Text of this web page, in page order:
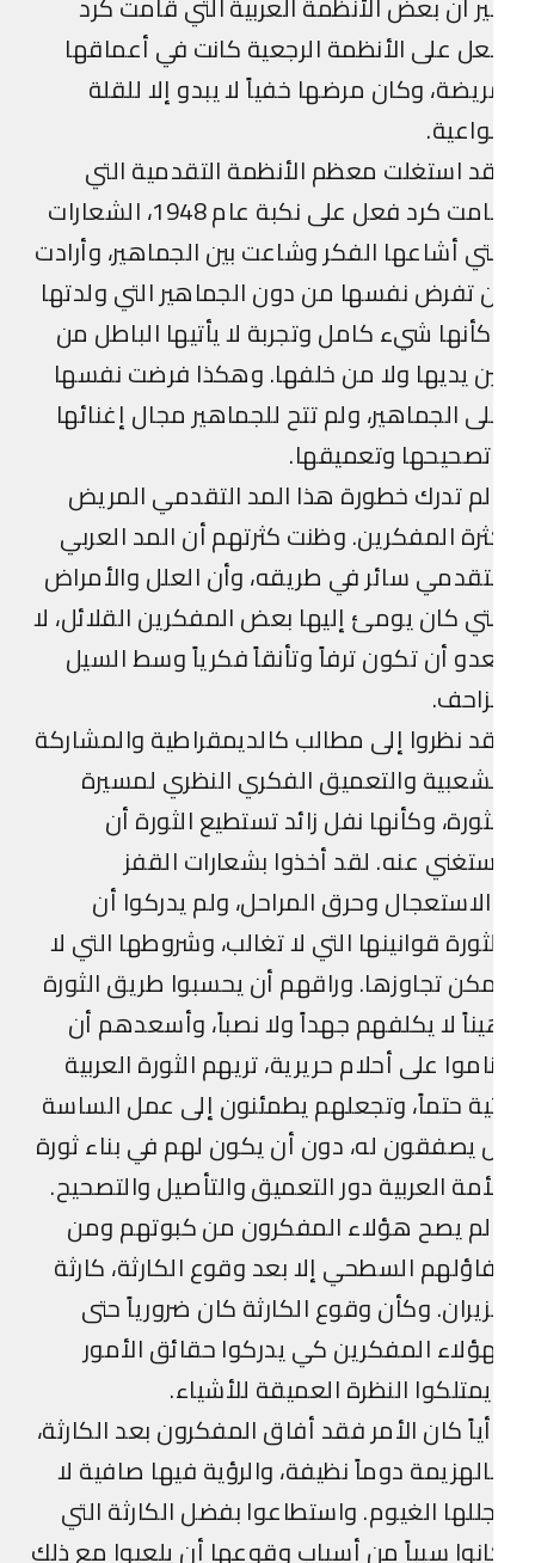
على الأنظمة الرجعية كانت في أعماقها
وكان مرضها خفياً لا يبدو إلا للقلة
استغلت معظم الأنظمة التقدمية التي
قامت كرد فعل على نكبة عام 1948، الشعارات
أشاعها الفكر وشاعت بين الجماهير، وأرادت
تفرض نفسها من دون الجماهير التي ولدتها
شيء كامل وتجربة لا يأتيها الباطل من
يديها ولا من خلفها. وهكذا فرضت نفسها
الجماهير، ولم تتح للجماهير مجال إغنائها
وتعميقها.
تدرك خطورة هذا المد التقدمي المريض
المفكرين. وظنت كثرتهم أن المد العربي
سائر في طريقه، وأن العلل والأمراض
كان يومئ إليها بعض المفكرين القلائل، لا
أن تكون ترفاً وتأنقاً فكرياً وسط السيل
نظروا إلى مطالب كالديمقراطية والمشاركة
والتعميق الفكري النظري لمسيرة
وكأنها نفل زائد تستطيع الثورة أن
عنه. لقد أخذوا بشعارات القفز
وحرق المراحل، ولم يدركوا أن
قوانينها التي لا تغالب، وشروطها التي لا
تجاوزها. وراقهم أن يحسبوا طريق الثورة
لا يكلفهم جهداً ولا نصباً، وأسعدهم أن
على أحلام حريرية، تريهم الثورة العربية
حتماً، وتجعلهم يطمئنون إلى عمل الساسة
يصفقون له، دون أن يكون لهم في بناء ثورة
العربية دور التعميق والتأصيل والتصحيح.
يصح هؤلاء المفكرون من كبوتهم ومن
السطحي إلا بعد وقوع الكارثة، كارثة
وكأن وقوع الكارثة كان ضرورياً حتى
المفكرين كي يدركوا حقائق الأمور
النظرة العميقة للأشياء.
كان الأمر فقد أفاق المفكرون بعد الكارثة،
دوماً نظيفة، والرؤية فيها صافية لا
الغيوم. واستطاعوا بفضل الكارثة التي
سبباً من أسباب وقوعها أن يلعبوا مع ذلك